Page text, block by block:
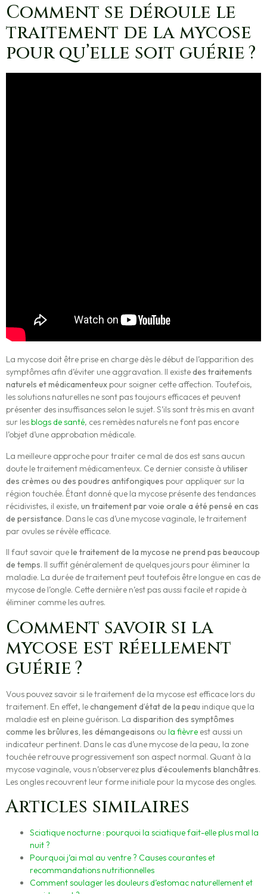
Comment se déroule le
traitement de la mycose
pour qu’elle soit guérie ?
La mycose doit être prise en charge dès le début de l’apparition des
symptômes afin d’éviter une aggravation. Il existedes traitements
naturels et médicamenteuxpour soigner cette affection. Toutefois,
les solutions naturelles ne sont pas toujours efficaces et peuvent
présenter des insuffisances selon le sujet. S’ils sont très mis en avant
sur lesblogs de santé, ces remèdes naturels ne font pas encore
l’objet d’une approbation médicale.
La meilleure approche pour traiter ce mal de dos est sans aucun
doute le traitement médicamenteux. Ce dernier consiste à utiliser
des crèmes ou des poudres antifongiques pour appliquer sur la
région touchée. Étant donné que la mycose présente des tendances
récidivistes, il existe, un traitement par voie orale a été pensé en cas
de persistance. Dans le cas d’une mycose vaginale, le traitement
par ovules se révèle efficace.
Il faut savoir quele traitement de la mycose ne prend pas beaucoup
de temps. Il suffit généralement de quelques jours pour éliminer la
maladie. La durée de traitement peut toutefois être longue en cas de
mycose de l’ongle. Cette dernière n’est pas aussi facile et rapide à
éliminer comme les autres.
Comment savoir si la
mycose est réellement
guérie ?
Vous pouvez savoir si le traitement de la mycose est efficace lors du
traitement. En effet, lechangement d’état de la peau indique que la
maladie est en pleine guérison. La disparition des symptômes
comme les brûlures, les démangeaisons ou la fièvre est aussi un
indicateur pertinent. Dans le cas d’une mycose de la peau, la zone
touchée retrouve progressivement son aspect normal. Quant à la
mycose vaginale, vous n’observerezplus d’écoulements blanchâtres.
Les ongles recouvrent leur forme initiale pour la mycose des ongles.
Articles similaires
Sciatique nocturne : pourquoi la sciatique fait-elle plus mal la
nuit ?
Pourquoi j’ai mal au ventre ? Causes courantes et
recommandations nutritionnelles
Comment soulager les douleurs d’estomac naturellement et